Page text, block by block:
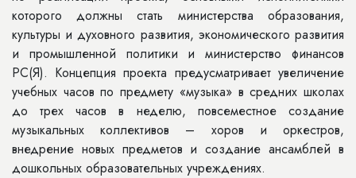
которого должны стать министерства образования,
культуры и духовного развития, экономического развития
и промышленной политики и министерство финансов
РС(Я). Концепция проекта предусматривает увеличение
учебных часов по предмету «музыка» в средних школах
до трех часов в неделю, повсеместное создание
музыкальных коллективов – хоров и оркестров,
внедрение новых предметов и создание ансамблей в
дошкольных образовательных учреждениях.